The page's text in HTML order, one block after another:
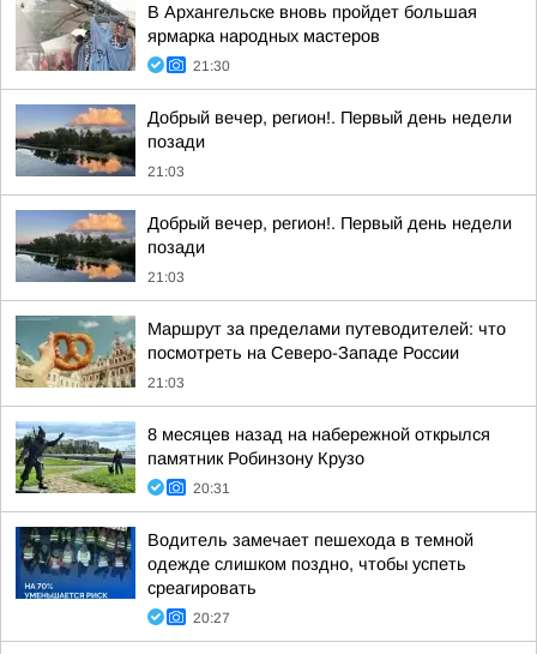
В Архангельске вновь пройдет большая
ярмарка народных мастеров
21:30
Добрый вечер, регион!. Первый день недели
позади
21:03
Добрый вечер, регион!. Первый день недели
позади
21:03
Маршрут за пределами путеводителей: что
посмотреть на Северо-Западе России
21:03
8 месяцев назад на набережной открылся
памятник Робинзону Крузо
20:31
Водитель замечает пешехода в темной
одежде слишком поздно, чтобы успеть
среагировать
20:27